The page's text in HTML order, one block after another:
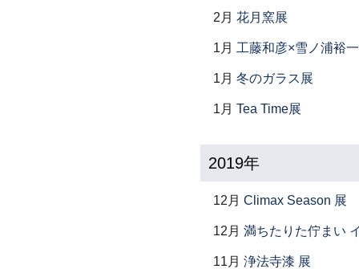
2月 花月窯展
1月 工藤和彦×雪ノ浦裕
1月 冬のガラス展
1月 Tea Time展
2019年
12月 Climax Season 展
12月 満ちたりた佇まい
11月 浄法寺漆 展